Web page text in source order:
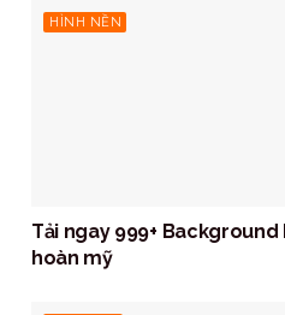
HÌNH NỀN
Tải ngay 999+ Background
hoàn mỹ